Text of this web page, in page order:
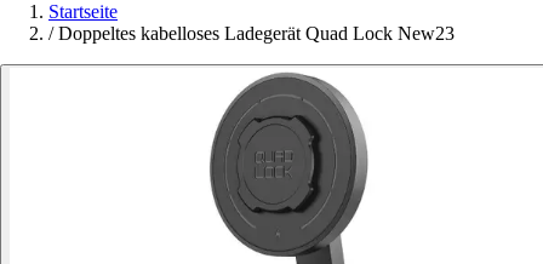
Startseite
/ Doppeltes kabelloses Ladegerät Quad Lock New23